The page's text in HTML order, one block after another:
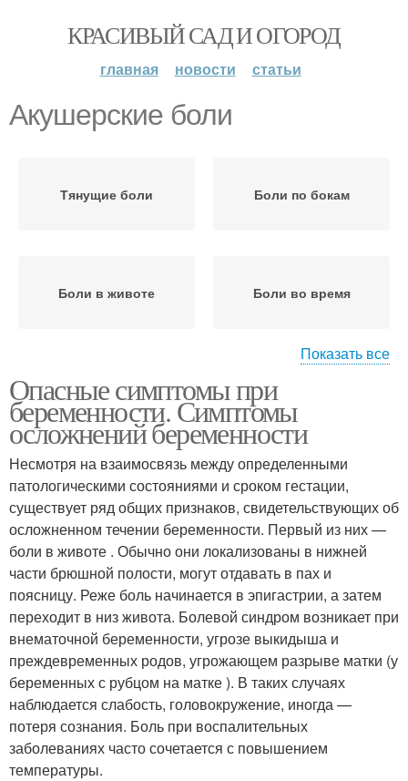
КРАСИВЫЙ САД И ОГОРОД
главная новости статьи
Акушерские боли
Тянущие боли Боли по бокам
Боли в животе Боли во время
Неакушерские боли
Показать все
Опасные симптомы при
беременности. Симптомы
осложнений беременности
Несмотря на взаимосвязь между определенными
патологическими состояниями и сроком гестации,
существует ряд общих признаков, свидетельствующих об
осложненном течении беременности. Первый из них —
боли в животе . Обычно они локализованы в нижней
части брюшной полости, могут отдавать в пах и
поясницу. Реже боль начинается в эпигастрии, а затем
переходит в низ живота. Болевой синдром возникает при
внематочной беременности, угрозе выкидыша и
преждевременных родов, угрожающем разрыве матки (у
беременных с рубцом на матке ). В таких случаях
наблюдается слабость, головокружение, иногда —
потеря сознания. Боль при воспалительных
заболеваниях часто сочетается с повышением
температуры.